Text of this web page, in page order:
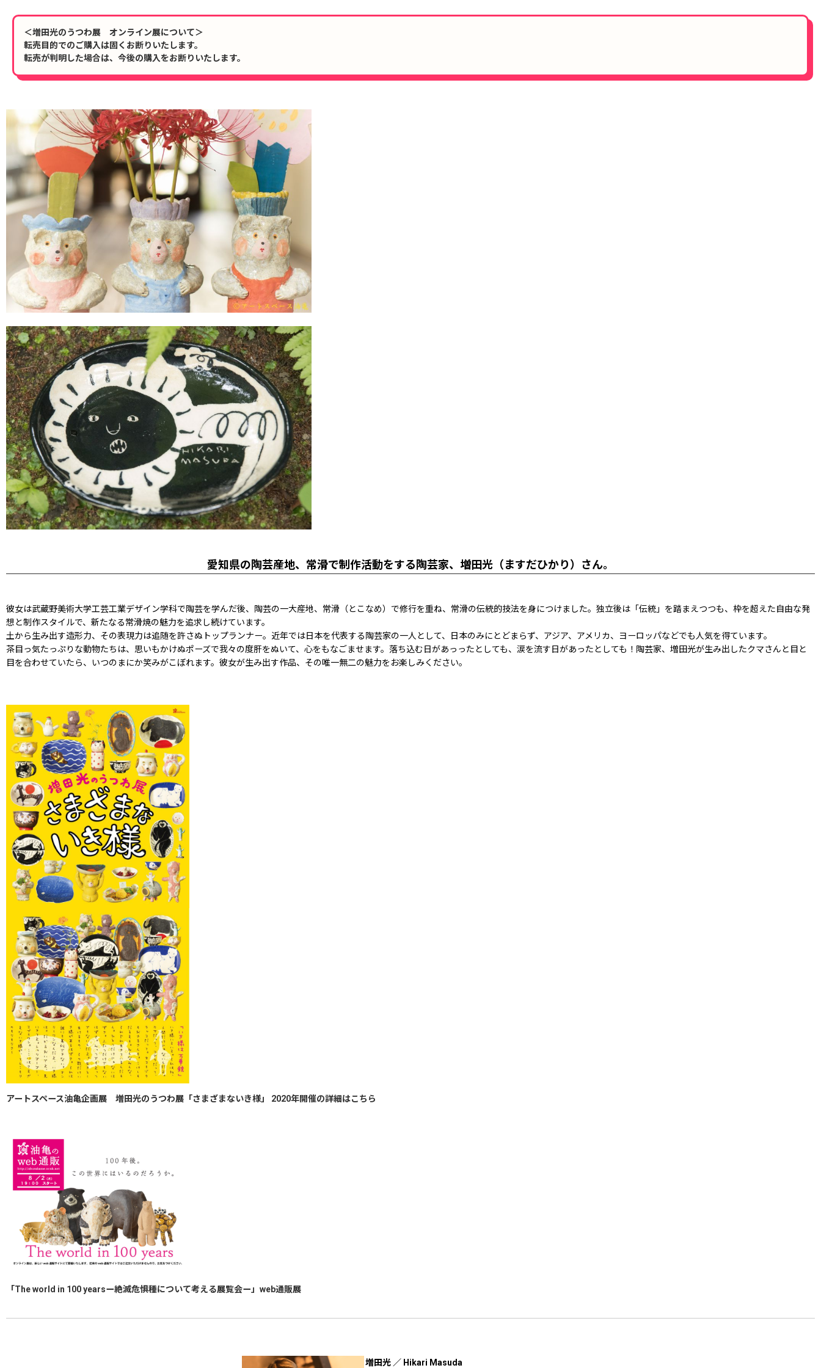
＜増田光のうつわ展 オンライン展について＞
転売目的でのご購入は固くお断りいたします。
転売が判明した場合は、今後の購入をお断りいたします。
愛知県の陶芸産地、常滑で制作活動をする陶芸家、増田光（ますだひかり）さん。
彼女は武蔵野美術大学工芸工業デザイン学科で陶芸を学んだ後、陶芸の一大産地、常滑（とこなめ）で修行を重ね、常滑の伝統的技法を身につけました。独立後は「伝統」を踏まえつつも、枠を超えた自由な発
想と制作スタイルで、新たなる常滑焼の魅力を追求し続けています。
土から生み出す造形力、その表現力は追随を許さぬトップランナー。近年では日本を代表する陶芸家の一人として、日本のみにとどまらず、アジア、アメリカ、ヨーロッパなどでも人気を得ています。
茶目っ気たっぷりな動物たちは、思いもかけぬポーズで我々の度肝をぬいて、心をもなごませます。落ち込む日があっったとしても、涙を流す日があったとしても！陶芸家、増田光が生み出したクマさんと目と
目を合わせていたら、いつのまにか笑みがこぼれます。彼女が生み出す作品、その唯一無二の魅力をお楽しみください。
アートスペース油亀企画展 増田光のうつわ展「さまざまないき様」 2020年​開催の詳細はこちら
「The world in 100 yearsー絶滅危惧種について考える展覧会ー」web通販展
増田光 ／ Hikari Masuda